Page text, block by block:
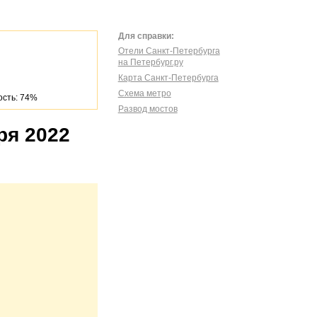
Для справки:
Отели Санкт-Петербурга
на Петербург.ру
Карта Санкт-Петербурга
Схема метро
Развод мостов
74%
2022